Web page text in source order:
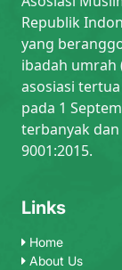
Republik
yang
ibadah umrah
asosiasi
pada 1
terbanyak
9001:2015.
Links
Home
About Us